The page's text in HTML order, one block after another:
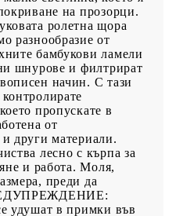
на прозорци.
ролетна щора
разнообразие от
бамбукови ламели
шнурове и филтрират
начин. С тази
пропускате в
от
и други материали.
лесно с кърпа за
и работа. Моля,
преди да
удушат в примки във